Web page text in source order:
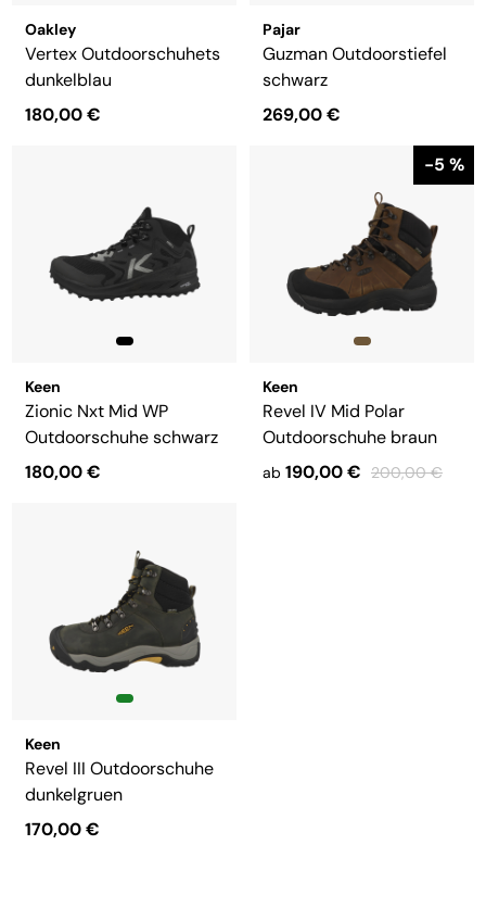
Oakley
Vertex Outdoorschuhets
dunkelblau
180,00 €
Pajar
Guzman Outdoorstiefel
schwarz
269,00 €
Keen
Zionic Nxt Mid WP
Outdoorschuhe schwarz
180,00 €
-5 %
Keen
Revel IV Mid Polar
Outdoorschuhe braun
ab 190,00 € 200,00 €
Keen
Revel III Outdoorschuhe
dunkelgruen
170,00 €